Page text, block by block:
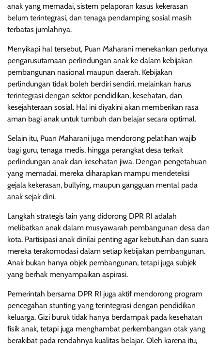
anak yang memadai, sistem pelaporan kasus kekerasan
belum terintegrasi, dan tenaga pendamping sosial masih
terbatas jumlahnya.
Menyikapi hal tersebut, Puan Maharani menekankan perlunya
pengarusutamaan perlindungan anak ke dalam kebijakan
pembangunan nasional maupun daerah. Kebijakan
perlindungan tidak boleh berdiri sendiri, melainkan harus
terintegrasi dengan sektor pendidikan, kesehatan, dan
kesejahteraan sosial. Hal ini diyakini akan memberikan rasa
aman bagi anak untuk tumbuh dan belajar secara optimal.
Selain itu, Puan Maharani juga mendorong pelatihan wajib
bagi guru, tenaga medis, hingga perangkat desa terkait
perlindungan anak dan kesehatan jiwa. Dengan pengetahuan
yang memadai, mereka diharapkan mampu mendeteksi
gejala kekerasan, bullying, maupun gangguan mental pada
anak sejak dini.
Langkah strategis lain yang didorong DPR RI adalah
melibatkan anak dalam musyawarah pembangunan desa dan
kota. Partisipasi anak dinilai penting agar kebutuhan dan suara
mereka terakomodasi dalam setiap kebijakan pembangunan.
Anak bukan hanya objek pembangunan, tetapi juga subjek
yang berhak menyampaikan aspirasi.
Pemerintah bersama DPR RI juga aktif mendorong program
pencegahan stunting yang terintegrasi dengan pendidikan
keluarga. Gizi buruk tidak hanya berdampak pada kesehatan
fisik anak, tetapi juga menghambat perkembangan otak yang
berakibat pada rendahnya kualitas belajar. Oleh karena itu,